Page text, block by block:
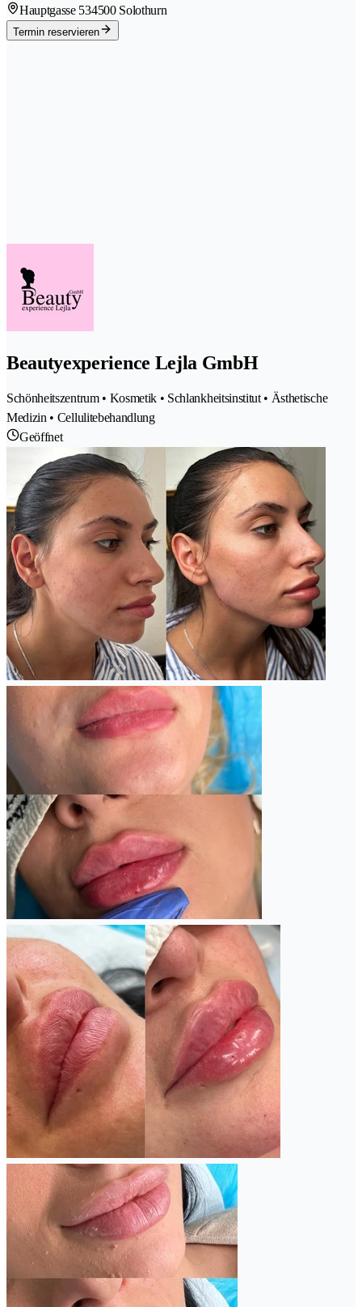
Hauptgasse 534500 Solothurn
Termin reservieren
Beautyexperience Lejla GmbH
Schönheitszentrum • Kosmetik • Schlankheitsinstitut • Ästhetische
Medizin • Cellulitebehandlung
Geöffnet